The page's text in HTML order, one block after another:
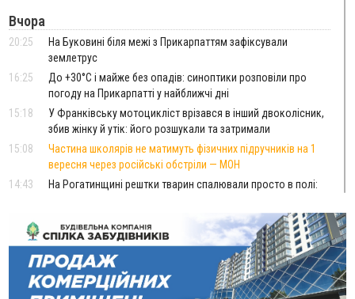
Вчора
20:25
На Буковині біля межі з Прикарпаттям зафіксували
землетрус
16:25
До +30°C і майже без опадів: синоптики розповіли про
погоду на Прикарпатті у найближчі дні
15:18
У Франківську мотоцикліст врізався в інший двоколісник,
збив жінку й утік: його розшукали та затримали
15:08
Частина школярів не матимуть фізичних підручників на 1
вересня через російські обстріли — МОН
14:43
На Рогатинщині рештки тварин спалювали просто в полі:
13:25
Пірс, ігровий майданчик і зона для пікніків: оголосили
тендер на 7 мільйонів на благоустрій Німецького озера
12:14
У Калуші на озері в міському парку масово загинули
качки та риба
11:18
Майстра лісу з Верховинщини оштрафували на 600 тисяч за